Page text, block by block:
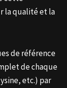
la qualité et la
de référence
de chaque
etc.) par